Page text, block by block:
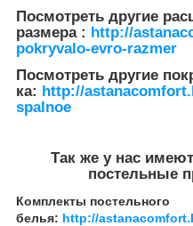
Посмотреть другие
размера : http://
pokryvalo-evro-razmer
Посмотреть другие
ка: http://
spalnoe
Так же у нас
постельные
Комплекты постельного
белья: http://